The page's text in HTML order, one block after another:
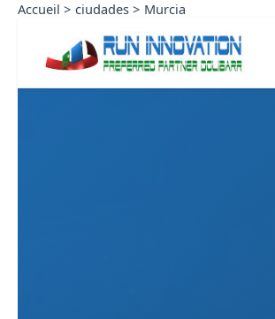
AllerAccueil ciudades Murcia